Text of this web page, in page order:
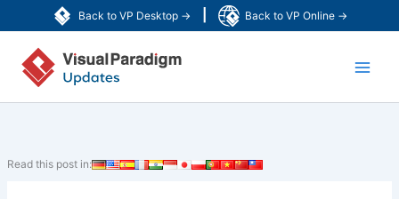
Back to VP Desktop → Back to VP Online →
к
содержимому
Read this post in: